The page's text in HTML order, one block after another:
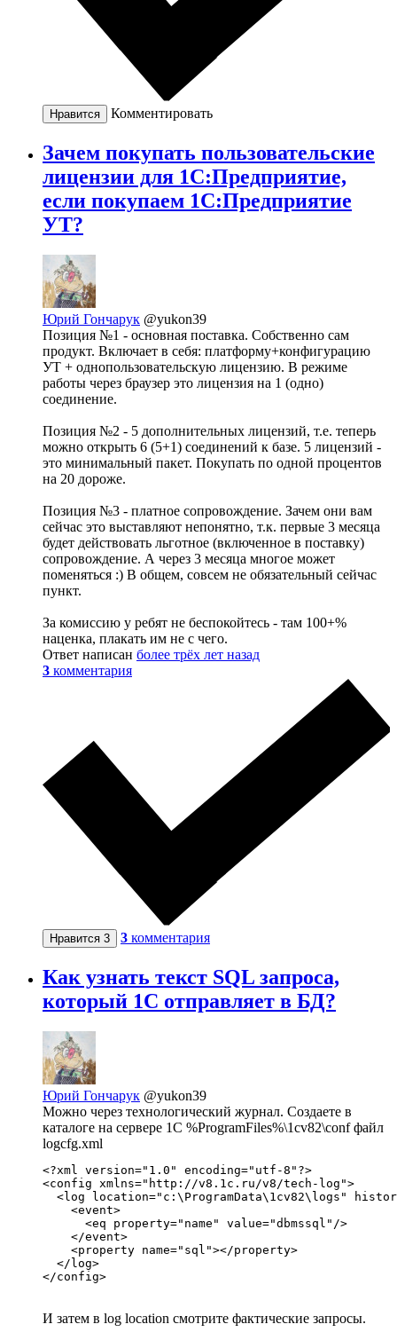
Нравится Комментировать
Зачем покупать пользовательские
лицензии для 1С:Предприятие,
если покупаем 1C:Предприятие
УТ?
Юрий Гончарук @yukon39
Позиция №1 - основная поставка. Собственно сам
продукт. Включает в себя: платформу+конфигурацию
УТ + однопользовательскую лицензию. В режиме
работы через браузер это лицензия на 1 (одно)
соединение.
Позиция №2 - 5 дополнительных лицензий, т.е. теперь
можно открыть 6 (5+1) соединений к базе. 5 лицензий -
это минимальный пакет. Покупать по одной процентов
на 20 дороже.
Позиция №3 - платное сопровождение. Зачем они вам
сейчас это выставляют непонятно, т.к. первые 3 месяца
будет действовать льготное (включенное в поставку)
сопровождение. А через 3 месяца многое может
поменяться :) В общем, совсем не обязательный сейчас
пункт.
За комиссию у ребят не беспокойтесь - там 100+%
наценка, плакать им не с чего.
Ответ написан более трёх лет назад
3 комментария
Нравится 3 3 комментария
Как узнать текст SQL запроса,
который 1C отправляет в БД?
Юрий Гончарук @yukon39
Можно через технологический журнал. Создаете в
каталоге на сервере 1С %ProgramFiles%\1cv82\conf файл
logcfg.xml
<?xml version="1.0" encoding="utf-8"?>
<config xmlns="http://v8.1c.ru/v8/tech-log">
<log location="c:\ProgramData\1cv82\logs"
    <event>
      <eq property="name" value="dbmssql"/>
    </event>
    <property name="sql"></property>
  </log>
</config>
И затем в log location смотрите фактические запросы.